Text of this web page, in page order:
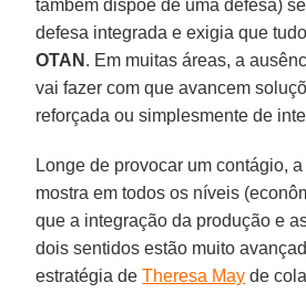
também dispõe de uma defesa)
defesa integrada e exigia que
OTAN . Em muitas áreas, a
vai fazer com que avancem
reforçada ou simplesmente de
Longe de provocar um contágio,
mostra em todos os níveis
que a integração da produção e
dois sentidos estão muito
estratégia deTheresa May de